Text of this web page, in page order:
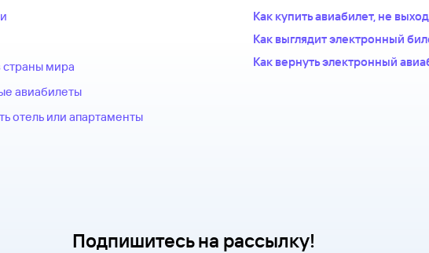
мира
авиабилеты
отель или апартаменты
Как купить авиабилет, не
Укажите в нужных полях
авиакомпаний.
Как выглядит электронный
После оплаты на сайте, в базе
понадобится только паспорт.
Как вернуть электронный
Подпишитесь на рассылку!